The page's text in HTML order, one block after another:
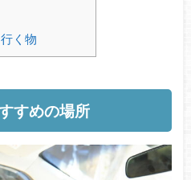
く物
すめの場所